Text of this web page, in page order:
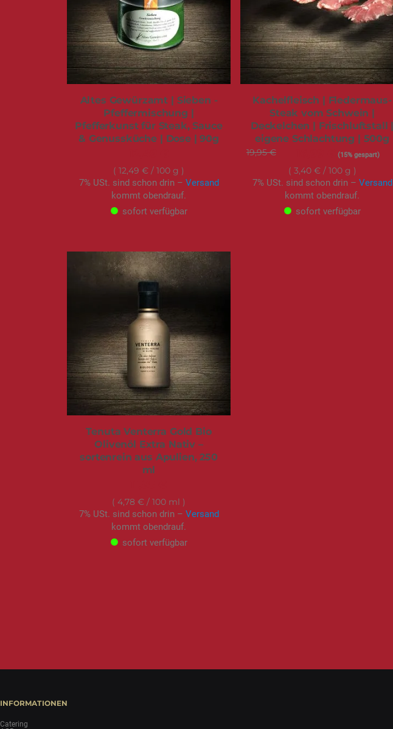
Altes Gewürzamt | Sieben -
Pfeffermischung |
Pfefferkunst für Steak, Sauce
& Genussküche | Dose | 90g
12,49 € / 100 g
7% USt. sind schon drin – Versand
kommt obendrauf.
sofort verfügbar
Kachelfleisch | Fledermaus-
Steak vom Schwein |
Deckelchen | Frischluftstall |
eigene Schlachtung | 500g
19,95 € Sonderangebot(15% gespart)
3,40 €/ 100 g
7% USt. sind schon drin – Versand
kommt obendrauf.
sofort verfügbar
Tenuta Venterra Gold Bio
Olivenöl Extra Nativ –
sortenrein aus Apulien, 250
ml
4,78 € / 100 ml
7% USt. sind schon drin – Versand
kommt obendrauf.
sofort verfügbar
INFORMATIONEN
Catering